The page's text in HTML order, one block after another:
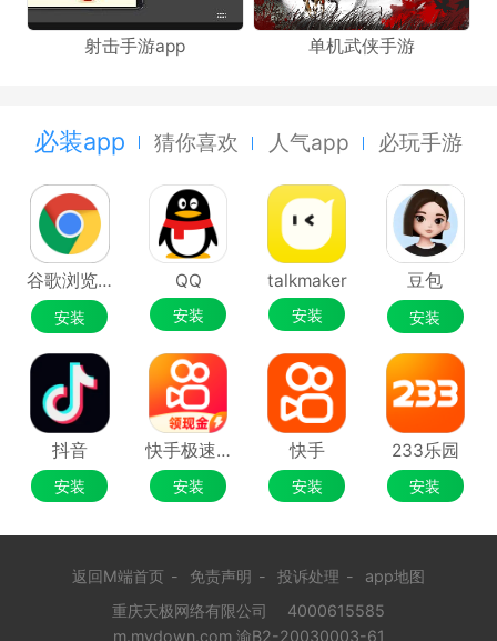
射击手游app 单机武侠手游
必装app 猜你喜欢 人气app 必玩手游
谷歌浏览器Google Chrome
安装
QQ
安装
talkmaker
安装
豆包
安装
抖音
安装
快手极速版
安装
快手
安装
233乐园
安装
返回M端首页 - 免责声明 - 投诉处理 -
app地图
重庆天极网络有限公司
4000615585
m.mydown.com 渝B2-20030003-61